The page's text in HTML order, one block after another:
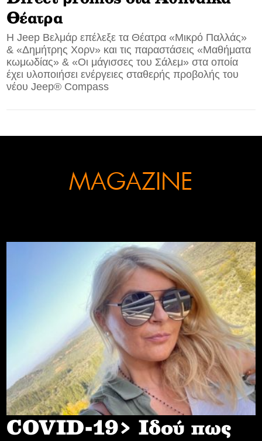
CONTACT
ADVERTISE
Θέατρα
Η Jeep Βελμάρ επέλεξε τα Θέατρα «Μικρό Παλλάς»
& «Δημήτρης Χορν» και τις παραστάσεις «Μαθήματα
κωμωδίας» & «Οι μάγισσες του Σάλεμ» στα οποία
έχει υλοποιήσει ενέργειες σταθερής προβολής του
νέου Jeep® Compass
MAGAZINE
COVID-19> Iδού πως